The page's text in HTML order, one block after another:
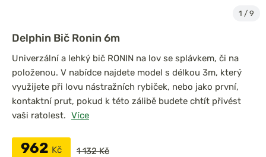
1 / 9
Delphin Bič Ronin 6m
Univerzální a lehký bič RONIN na lov se splávkem, či na
položenou. V nabídce najdete model s délkou 3m, který
využijete při lovu nástražních rybiček, nebo jako první,
kontaktní prut, pokud k této zálibě budete chtít přivést
vaši ratolest. Více
962 Kč
1 132 Kč